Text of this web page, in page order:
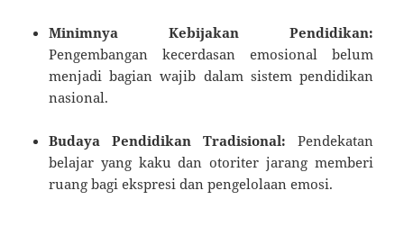
Minimnya Kebijakan Pendidikan:
Pengembangan kecerdasan emosional belum
menjadi bagian wajib dalam sistem pendidikan
nasional.
Budaya Pendidikan Tradisional: Pendekatan
belajar yang kaku dan otoriter jarang memberi
ruang bagi ekspresi dan pengelolaan emosi.